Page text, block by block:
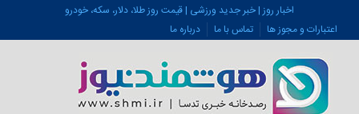
اخبار روز | خبر جدید ورزشی | قیمت روز طلا، دلار، سکه، خودرو
اعتبارات و مجوز ها
تماس با ما درباره ما